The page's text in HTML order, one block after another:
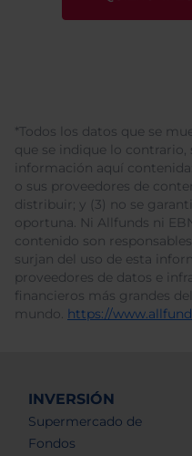
*Todos los datos que se
que se indique lo contrario,
información aquí
o sus proveedores de
distribuir; y (3) no se
oportuna. Ni Allfunds ni
contenido son
surjan del uso de esta
proveedores de datos e
financieros más grandes del
mundo. https://
INVERSIÓN
Supermercado de
Fondos